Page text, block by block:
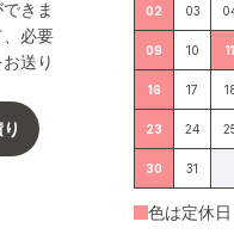
きま
必要
送り
02 03
09 10 11
16 17
23 24
30 31
色は定休日